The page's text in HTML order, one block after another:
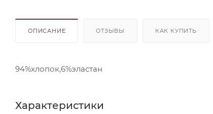
ОПИСАНИЕ ОТЗЫВЫ КАК КУПИТЬ
94%хлопок,6%эластан
Характеристики